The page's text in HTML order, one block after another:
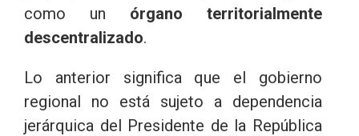
como un órgano territorialmente
descentralizado.
Lo anterior significa que el gobierno
regional no está sujeto a dependencia
jerárquica del Presidente de la República